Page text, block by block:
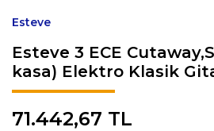
Esteve
Esteve 3 ECE
kasa) Elektro Klasik
71.442,67 TL